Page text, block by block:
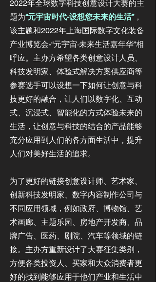
2022年全球数字科技创意设计大赛的主
题为“元宇宙时代-设想您未来的生活”，
该主题和2022年上海国际数字文化装备
产业博览会-“元宇宙·未来生活嘉年华”相
呼应。主办方希望各类创意设计人员、
科技发明家、体验式解决方案供应商等
参赛选手可以设想一下如何让创意与科
技更好的融合，让人们以数字化、互动
式、沉浸式、智能化的方式体验未来的
生活，让创意与科技的结合的产品能够
充分应用到人们的各方面生活中，提升
人们对美好生活的追求。
为了更好的链接创意设计师、艺术家、
创新科技发明家、数字内容制作公司与
不同应用领域，例如政府、博物馆、艺
术画廊、主题乐园、房地产开发商、品
牌广告、医药、剧院、汽车等领域的链
接。主办方重新设计了大赛征集类别，
方便各类投资人、买家和大众消费者更
好的找到能够应用于他们产业和生活中